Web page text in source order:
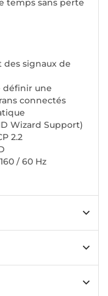
temps sans perte
signaux de
définir une
connectés
Wizard Support)
2.2
/ 60 Hz